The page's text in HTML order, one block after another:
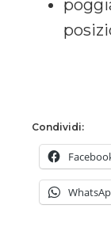
Condividi: